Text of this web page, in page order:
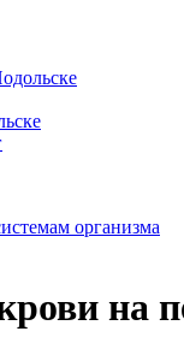
организма
на